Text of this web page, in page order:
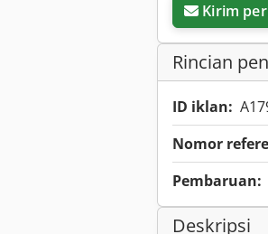
Kirim
Rincian
ID iklan:
Nomor
Pembaruan:
Deskripsi